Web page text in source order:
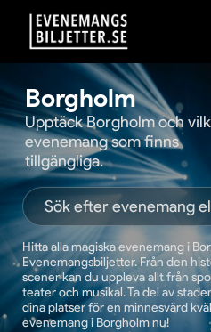
Borgholm
Upptäck Borgholm och
evenemang som finns
tillgängliga.
Hitta alla magiska evenemang i
Evenemangsbiljetter. Från den
scener kan du uppleva allt från
teater och musikal. Ta del av
dina platser för en minnesvärd
evenemang i Borgholm nu!